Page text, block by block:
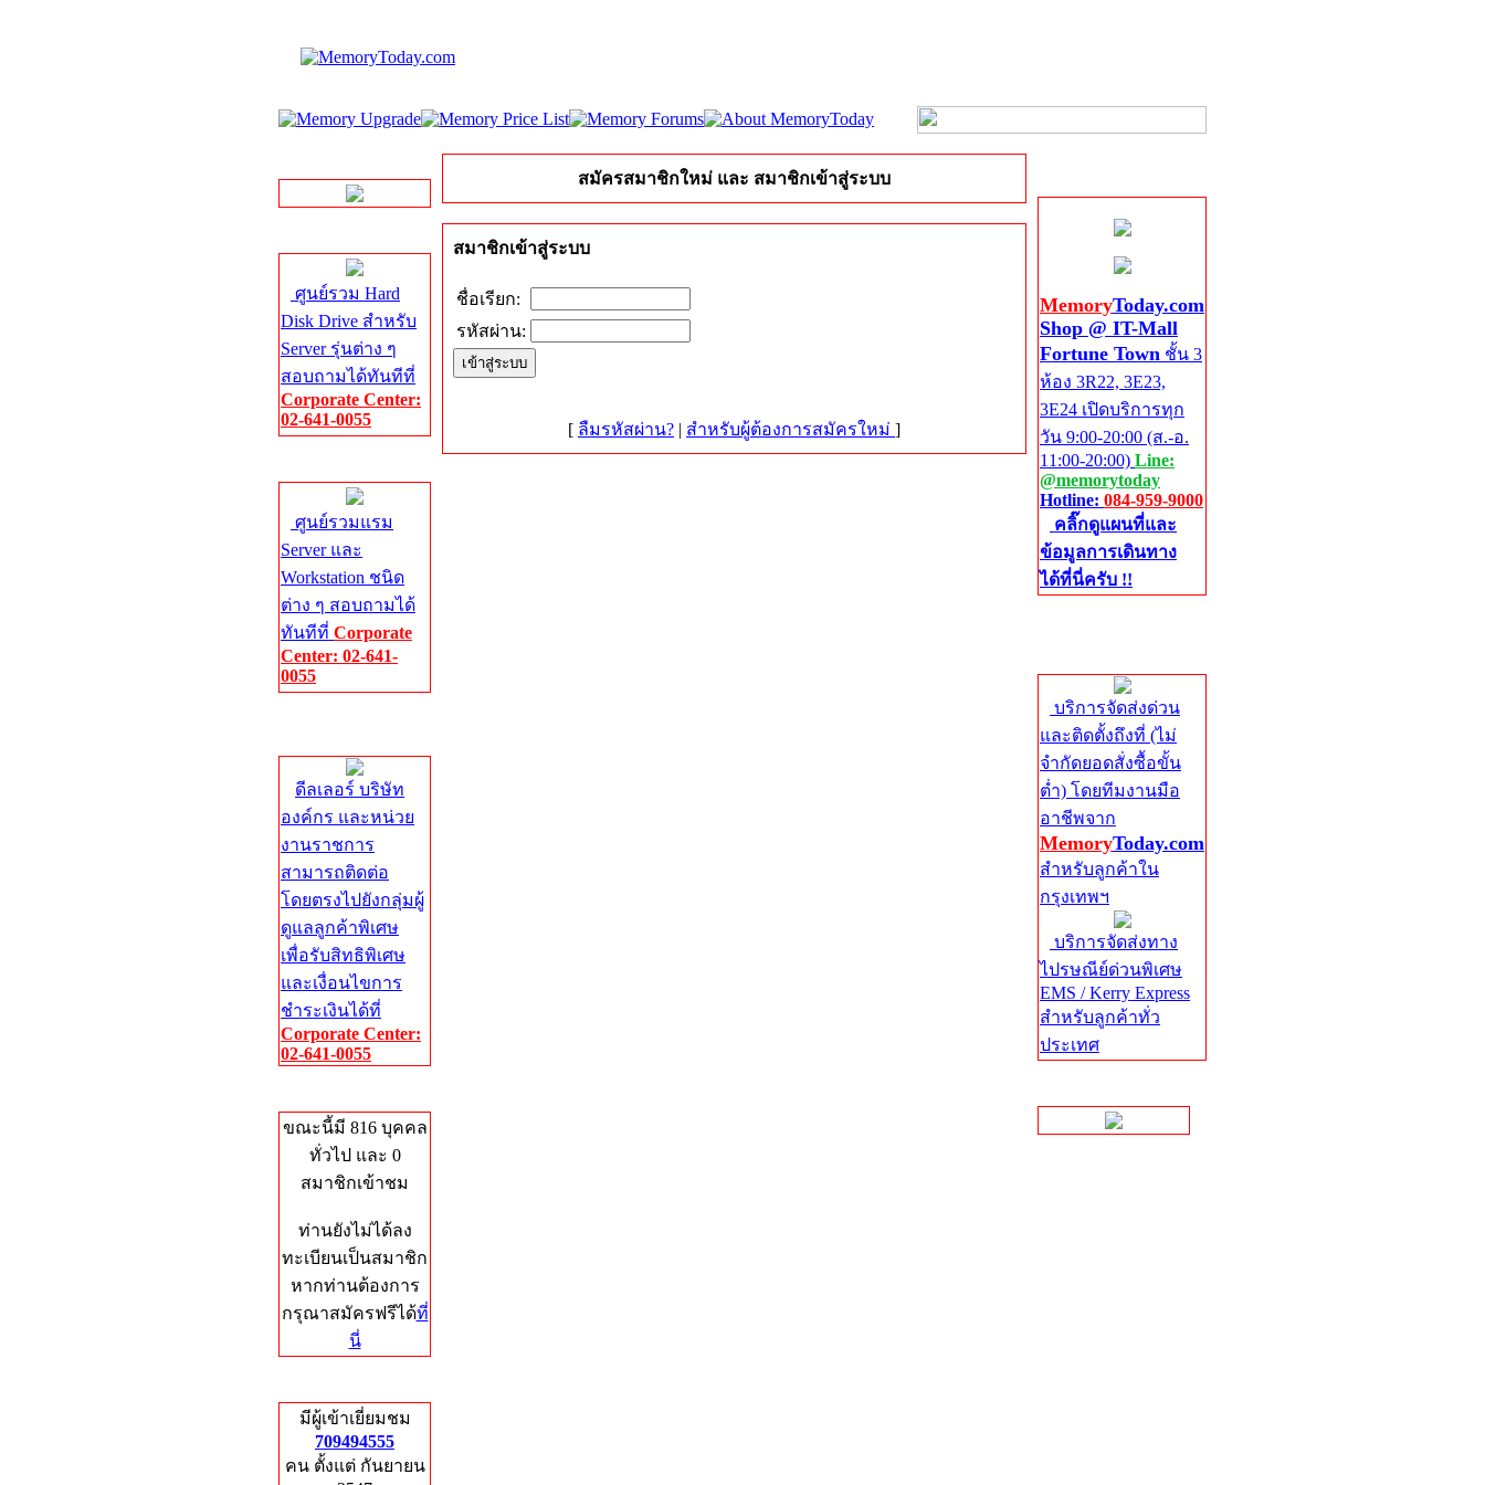
ศูนย์รวม Hard
Disk Drive สำหรับ
Server รุ่นต่าง ๆ
สอบถามได้ทันทีที่
Corporate Center:
02-641-0055
ศูนย์รวมแรม
Server และ
Workstation ชนิด
ต่าง ๆ สอบถามได้
ทันทีที่ Corporate
Center: 02-641-
0055
ดีลเลอร์ บริษัท
องค์กร และหน่วย
งานราชการ
สามารถติดต่อ
โดยตรงไปยังกลุ่มผู้
ดูแลลูกค้าพิเศษ
เพื่อรับสิทธิพิเศษ
และเงื่อนไขการ
ชำระเงินได้ที่
Corporate Center:
02-641-0055
ขณะนี้มี 816 บุคคล
ทั่วไป และ 0
สมาชิกเข้าชม
ท่านยังไม่ได้ลง
ทะเบียนเป็นสมาชิก
หากท่านต้องการ
กรุณาสมัครฟรีได้ที่
นี่
มีผู้เข้าเยี่ยมชม
709494555
คน ตั้งแต่ กันยายน
สมัครสมาชิกใหม่ และ สมาชิกเข้าสู่ระบบ
สมาชิกเข้าสู่ระบบ
ชื่อเรียก:
รหัสผ่าน:
[ ลืมรหัสผ่าน? | สำหรับผู้ต้องการสมัครใหม่ ]
MemoryToday.com
Shop @ IT-Mall
Fortune Town ชั้น 3
ห้อง 3R22, 3E23,
3E24 เปิดบริการทุก
วัน 9:00-20:00 (ส.-อ.
11:00-20:00) Line:
@memorytoday
Hotline: 084-959-9000
คลิ๊กดูแผนที่และ
ข้อมูลการเดินทาง
ได้ที่นี่ครับ !!
บริการจัดส่งด่วน
และติดตั้งถึงที่ (ไม่
จำกัดยอดสั่งซื้อขั้น
ต่ำ) โดยทีมงานมือ
อาชีพจาก
MemoryToday.com
สำหรับลูกค้าใน
กรุงเทพฯ
บริการจัดส่งทาง
ไปรษณีย์ด่วนพิเศษ
EMS / Kerry Express
สำหรับลูกค้าทั่ว
ประเทศ